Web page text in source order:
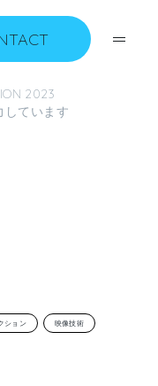
2023
しています
ション 映像技術